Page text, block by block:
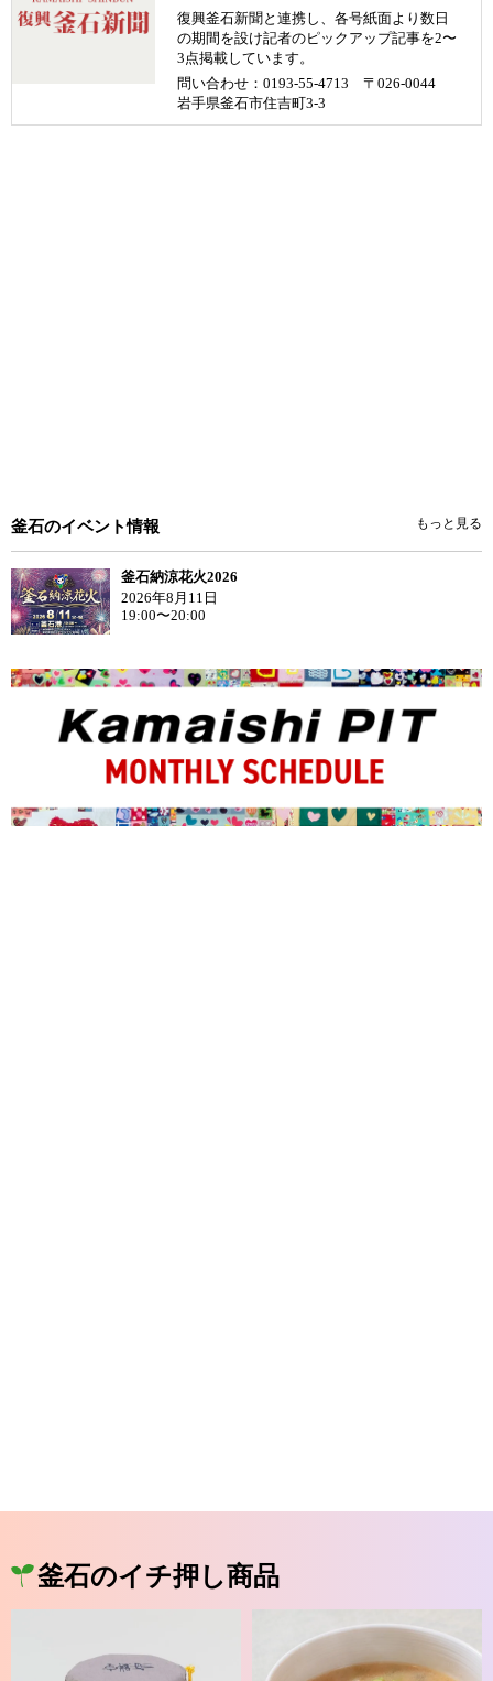
復興釜石新聞と連携し、各号紙面より数日
の期間を設け記者のピックアップ記事を2〜
3点掲載しています。
問い合わせ：0193-55-4713 〒026-0044
岩手県釜石市住吉町3-3
釜石のイベント情報 もっと見る
釜石納涼花火2026
2026年8月11日
19:00〜20:00
釜石のイチ押し商品